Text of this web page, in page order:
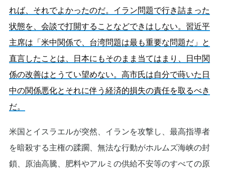
れば、それでよかったのだ。イラン問題で行き詰まった
状態を、会談で打開することなどできはしない。習近平
主席は「米中関係で、台湾問題は最も重要な問題だ」と
直言したことは、日本にもそのまま当てはまり、日中関
係の改善はとうてい望めない。高市氏は自分で蒔いた日
中の関係悪化とそれに伴う経済的損失の責任を取るべき
だ。
米国とイスラエルが突然、イランを攻撃し、最高指導者
を暗殺する主権の蹂躙、無法な行動がホルムズ海峡の封
鎖、原油高騰、肥料やアルミの供給不安等のすべての原